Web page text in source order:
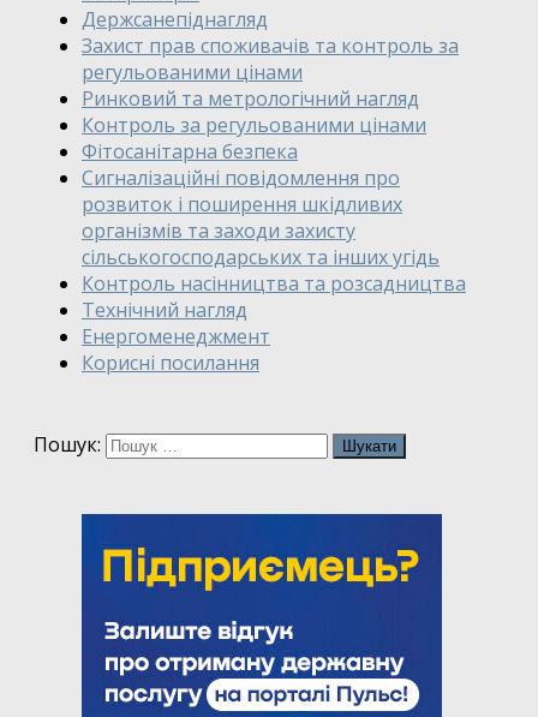
Держсанепіднагляд
Захист прав споживачів та контроль за
регульованими цінами
Ринковий та метрологічний нагляд
Контроль за регульованими цінами
Фітосанітарна безпека
Сигналізаційні повідомлення про
розвиток і поширення шкідливих
організмів та заходи захисту
сільськогосподарських та інших угідь
Контроль насінництва та розсадництва
Технічний нагляд
Енергоменеджмент
Корисні посилання
Пошук: